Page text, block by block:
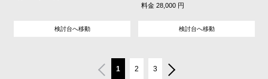
検討台へ移動
料金 28,000 円
検討台へ移動
1 2 3